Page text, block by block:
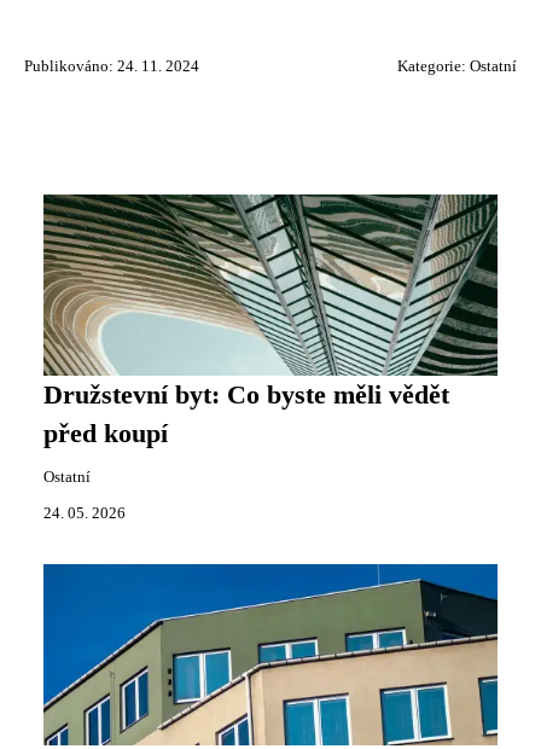
Publikováno: 24. 11. 2024 Kategorie: Ostatní
Družstevní byt: Co byste měli vědět
před koupí
Ostatní
24. 05. 2026